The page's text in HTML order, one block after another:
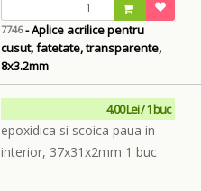
7746- Aplice acrilice pentru
cusut, fatetate, transparente,
8x3.2mm
4.00 Lei / 1 buc